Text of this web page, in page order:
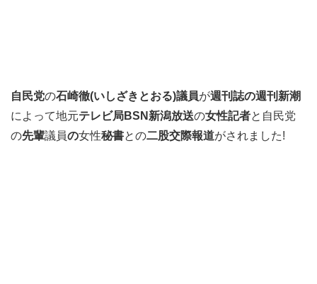
自民党の石崎徹(いしざきとおる)議員が週刊誌の週刊新潮
によって地元テレビ局BSN新潟放送の女性記者と自民党
の先輩議員の女性秘書との二股交際報道がされました!